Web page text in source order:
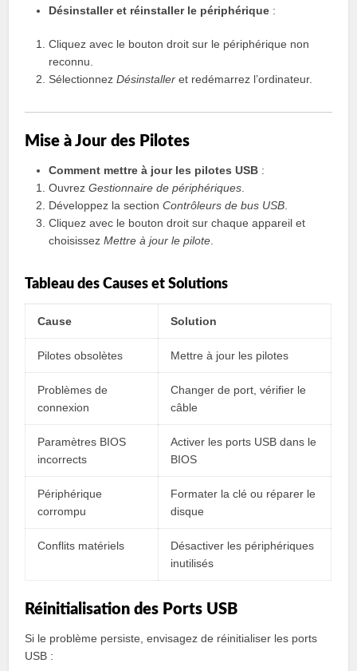
Désinstaller et réinstaller le périphérique :
Cliquez avec le bouton droit sur le périphérique non
reconnu.
SélectionnezDésinstaller et redémarrez l’ordinateur.
Mise à Jour des Pilotes
Comment mettre à jour les pilotes USB :
OuvrezGestionnaire de périphériques
Développez la sectionContrôleurs de bus USB
Cliquez avec le bouton droit sur chaque appareil et
choisissezMettre à jour le pilote
Tableau des Causes et Solutions
Cause Solution
Pilotes obsolètes Mettre à jour les pilotes
Problèmes de
connexion
Changer de port, vérifier le
câble
Paramètres BIOS
incorrects
Activer les ports USB dans le
BIOS
Périphérique
corrompu
Formater la clé ou réparer le
disque
Conflits matériels
Désactiver les périphériques
inutilisés
Réinitialisation des Ports USB
Si le problème persiste, envisagez de réinitialiser les ports
USB :